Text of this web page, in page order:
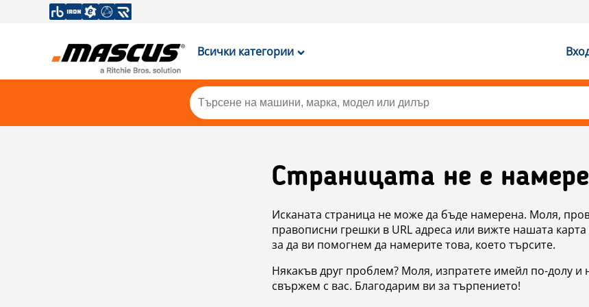
Всички категории
Страницата не е
Исканата страница не може да бъде намерена. Моля,
правописни грешки в URL адреса или вижте нашата карта
за да ви помогнем да намерите това, което търсите.
Някакъв друг проблем? Моля, изпратете имейл по-долу и
свържем с вас. Благодарим ви за търпението!